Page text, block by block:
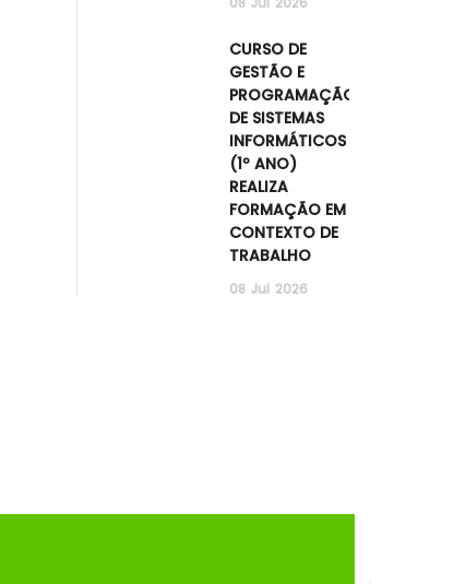
CURSO DE
GESTÃO E
PROGRAMAÇÃO
DE SISTEMAS
INFORMÁTICOS
(1º ANO)
REALIZA
FORMAÇÃO EM
CONTEXTO DE
TRABALHO
08 Jul 2026